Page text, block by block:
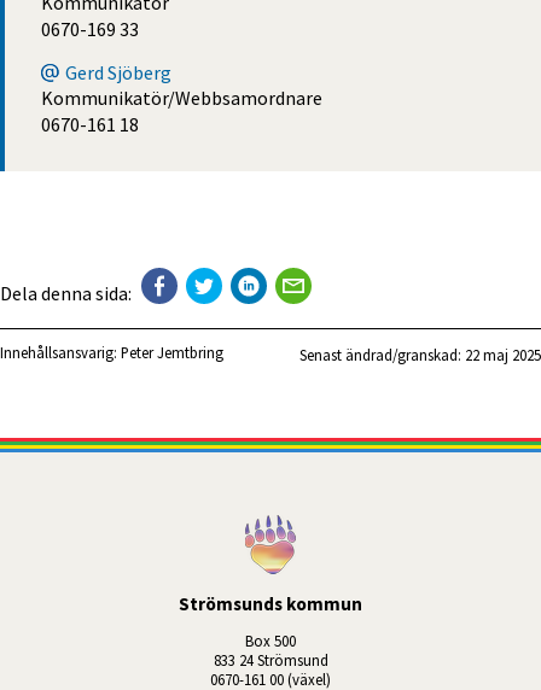
0670-169 33
Gerd Sjöberg
Kommunikatör/Webbsamordnare
0670-161 18
Dela denna sida:
Innehållsansvarig: Peter Jemtbring Senast ändrad/granskad: 22 maj 2025
Strömsunds kommun
Box 500
833 24 Strömsund
0670-161 00 (växel)